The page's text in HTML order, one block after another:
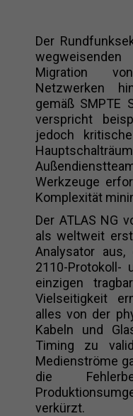
Der
Migration
Netzwerken
gemäß SMPTE
verspricht
jedoch
Werkzeuge
Komplexität
Der ATLAS NG
als weltweit
Analysator
2110-Protokoll-
einzigen
Vielseitigkeit
alles von der
Kabeln und
Timing zu
Medienströme
die
verkürzt.